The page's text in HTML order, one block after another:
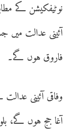
آئینی عدالت
فاروق ہوں گے۔
وفاقی آئینی
آغا جج ہوں گے،